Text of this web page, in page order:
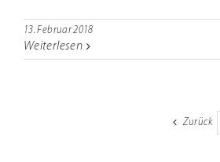
13. Februar 2018
Weiterlesen
Zurück